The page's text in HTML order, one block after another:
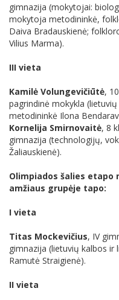
gimnazija (mokytojai:
mokytoja metodininkė,
Daiva Bradauskienė;
Vilius Marma).
III vieta
Kamilė Volungevičiūtė,
pagrindinė mokykla
metodininkė Ilona
Kornelija Smirnovaitė, 8
gimnazija (technologijų,
Žaliauskienė).
Olimpiados šalies etapo
amžiaus grupėje tapo:
I vieta
Titas Mockevičius, IV
gimnazija (lietuvių kalbos
Ramutė Straigienė).
II vieta